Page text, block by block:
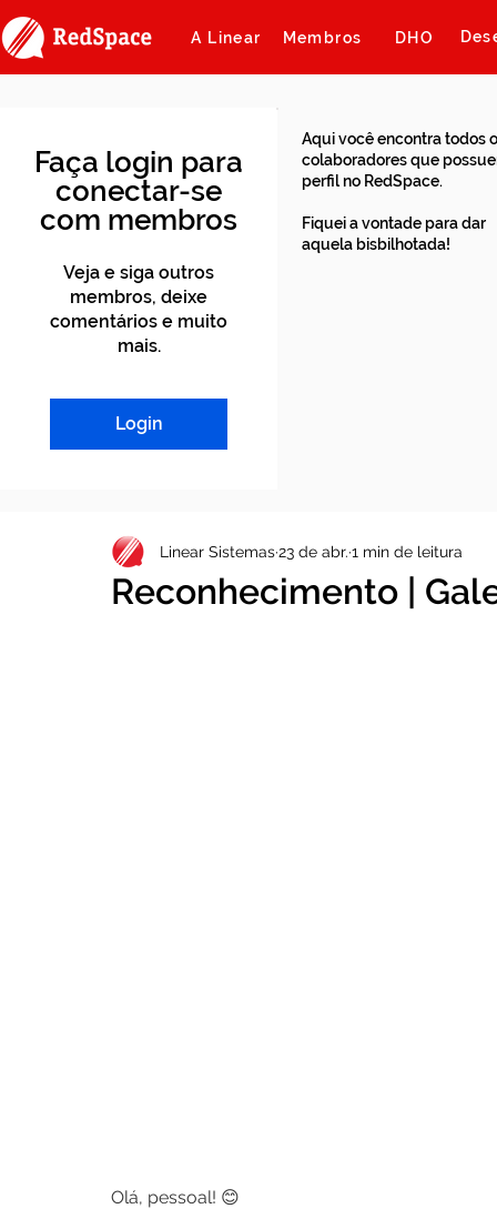
A Linear Membros DHO
Faça login para
conectar-se
com membros
Veja e siga outros
membros, deixe
comentários e muito
mais.
Login
Aqui você encontra todos
colaboradores que
perfil no RedSpace.
Fiquei a vontade para dar
aquela bisbilhotada!
Reconhecimento |
Linear Sistemas23 de abr. 1 min de leitura
Olá, pessoal! 😊